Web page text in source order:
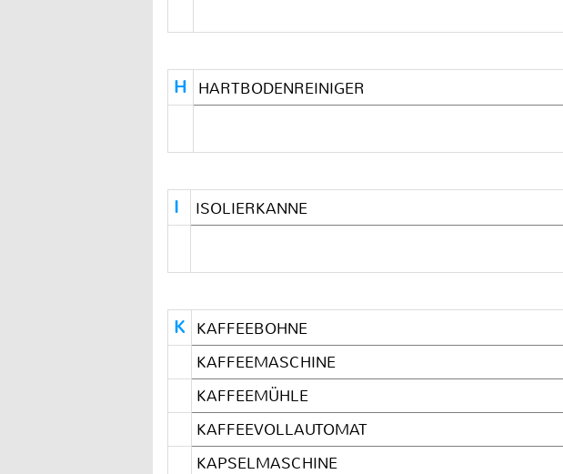
H HARTBODENREINIGER
I ISOLIERKANNE
K KAFFEEBOHNE
KAFFEEMASCHINE
KAFFEEMÜHLE
KAFFEEVOLLAUTOMAT
KAPSELMASCHINE